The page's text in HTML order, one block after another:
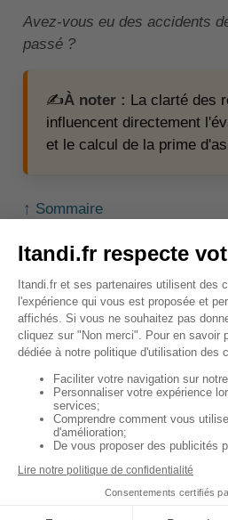
Avez-vous eu des accidents
passé ?
✍️À noter : La clarté des
influencent directement
et le calcul de la prime
↑ Sommaire
Comment
assurance de
que bucheron ?
Choisir la bonne assurance
bucheron nécessite une
donné les risques élevés du
clés :
Évaluation des besoins :
vos besoins en